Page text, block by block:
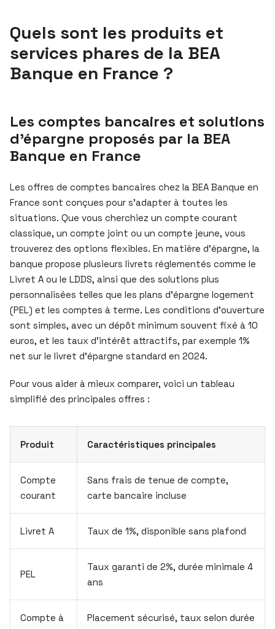
Quels sont les produits et
services phares de la BEA
Banque en France ?
Les comptes bancaires et solutions
d’épargne proposés par la BEA
Banque en France
Les offres de comptes bancaires chez la BEA Banque en
France sont conçues pour s’adapter à toutes les
situations. Que vous cherchiez un compte courant
classique, un compte joint ou un compte jeune, vous
trouverez des options flexibles. En matière d’épargne, la
banque propose plusieurs livrets réglementés comme le
Livret A ou le LDDS, ainsi que des solutions plus
personnalisées telles que les plans d’épargne logement
(PEL) et les comptes à terme. Les conditions d’ouverture
sont simples, avec un dépôt minimum souvent fixé à 10
euros, et les taux d’intérêt attractifs, par exemple 1%
net sur le livret d’épargne standard en 2024.
Pour vous aider à mieux comparer, voici un tableau
simplifié des principales offres :
Produit Caractéristiques principales
Compte
courant
Sans frais de tenue de compte,
carte bancaire incluse
Livret A Taux de 1%, disponible sans plafond
PEL
Taux garanti de 2%, durée minimale 4
ans
Compte à
Placement sécurisé, taux selon durée